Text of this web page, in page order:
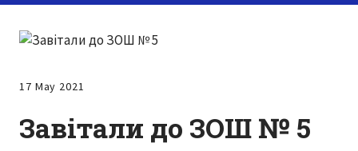
17 May 2021
Завітали до ЗОШ № 5